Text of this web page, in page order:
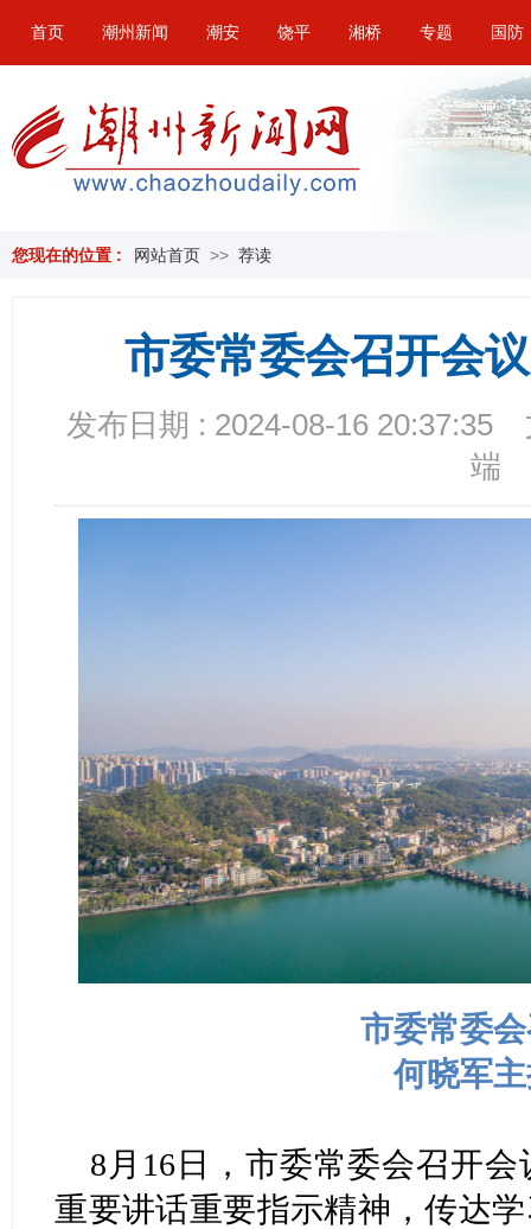
首页 潮州新闻 潮安 饶平 湘桥 专题 国防
您现在的位置 : 网站首页 >> 荐读
市委常委会召开会
发布日期 : 2024-08-16 20:37:35
端
市委常委
何晓军
8月16日，市委常委会召开
重要讲话重要指示精神，传达